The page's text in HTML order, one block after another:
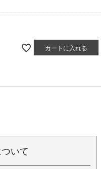
カートに入れる
いて